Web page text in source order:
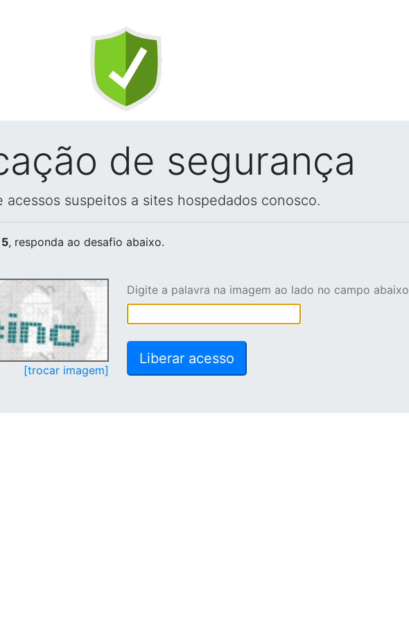
de segurança
suspeitos a sites hospedados conosco.
, responda ao desafio abaixo.
[trocar imagem]
Digite a palavra na imagem ao lado no campo abaixo